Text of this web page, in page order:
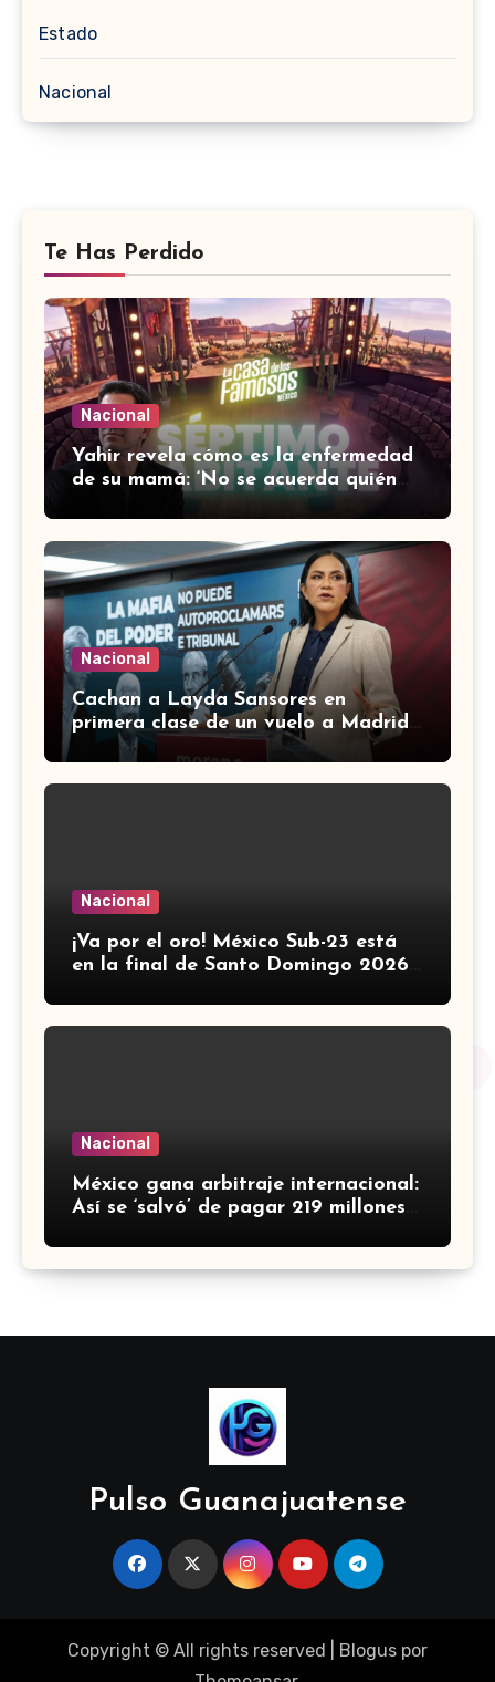
Estado
Nacional
Te Has Perdido
Nacional
Yahir revela cómo es la enfermedad
de su mamá: ‘No se acuerda quién
soy, que canto’
Nacional
Cachan a Layda Sansores en
primera clase de un vuelo a Madrid;
usuarios de redes le recuerdan
austeridad
Nacional
¡Va por el oro! México Sub-23 está
en la final de Santo Domingo 2026
Nacional
México gana arbitraje internacional:
Así se ‘salvó’ de pagar 219 millones
Pulso Guanajuatense
Copyright © All rights reserved Blogus por